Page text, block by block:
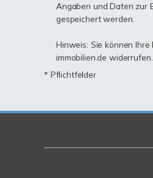
Angaben und Daten zur
gespeichert werden.
Hinweis: Sie können
immobilien.de
* Pflichtfelder